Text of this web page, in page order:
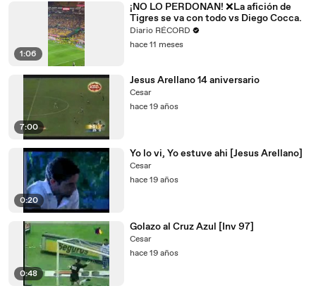
1:06
¡NO LO PERDONAN! ❌La afición de
Tigres se va con todo vs Diego Cocca.
Diario RÉCORD
hace 11 meses
7:00
Jesus Arellano 14 aniversario
Cesar
hace 19 años
0:20
Yo lo vi, Yo estuve ahi [Jesus Arellano]
Cesar
hace 19 años
0:48
Golazo al Cruz Azul [Inv 97]
Cesar
hace 19 años